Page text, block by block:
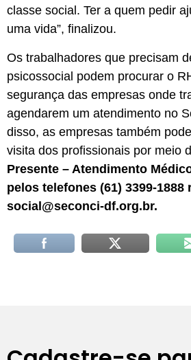
classe social. Ter a quem pedir
uma vida”, finalizou.
Os trabalhadores que precisam
psicossocial podem procurar o
segurança das empresas onde
agendarem um atendimento no
disso, as empresas também
visita dos profissionais por meio
Presente – Atendimento
pelos telefones (61) 3399-1888
social@seconci-df.org.br.